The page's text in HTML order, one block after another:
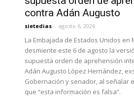
contra Adán Augusto
sietedias - agosto 6, 2026
La Embajada de Estados Unidos en
desmiente este 6 de agosto la
supuesta orden de aprehensión
Adán Augusto López Hernández,
Gobernación y senador, al señalar
que “esta información es falsa”.